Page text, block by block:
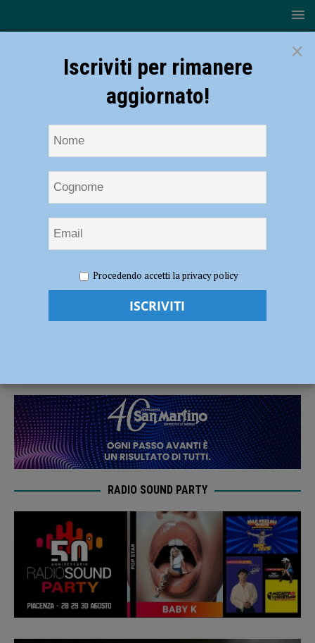
Piacenza, Campanella: “Dobbiamo stare in casa” -AUDIO
Bakery Piacenza, Campanella: “Dobbiamo
RADIO SOUND PARTY
×
Iscriviti per rimanere
aggiornato!
Procedendo accetti la privacy policy